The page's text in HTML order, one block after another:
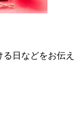
日などをお伝え